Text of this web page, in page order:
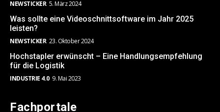
NEWSTICKER 5. März 2024
Was sollte eine Videoschnittsoftware im Jahr 2025
leisten?
NEWSTICKER 23. Oktober 2024
Hochstapler erwünscht – Eine Handlungsempfehlung
für die Logistik
INDUSTRIE 4.0 9. Mai 2023
Fachportale